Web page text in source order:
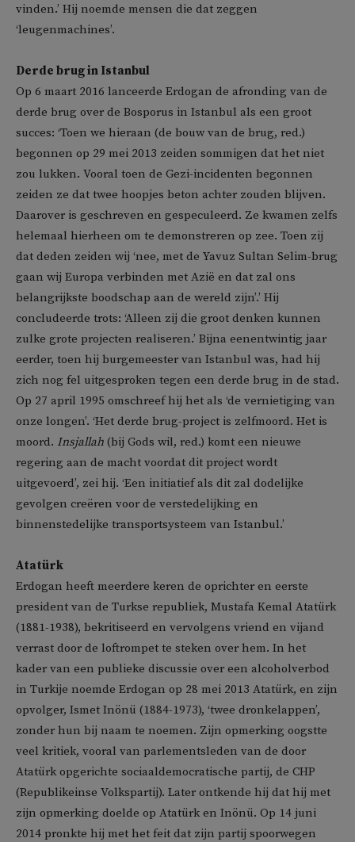
vinden.’ Hij noemde mensen die dat zeggen
‘leugenmachines’.
Derde brug in Istanbul
Op 6 maart 2016 lanceerde Erdogan de afronding van de
derde brug over de Bosporus in Istanbul als een groot
succes: ‘Toen we hieraan (de bouw van de brug, red.)
begonnen op 29 mei 2013 zeiden sommigen dat het niet
zou lukken. Vooral toen de Gezi-incidenten begonnen
zeiden ze dat twee hoopjes beton achter zouden blijven.
Daarover is geschreven en gespeculeerd. Ze kwamen zelfs
helemaal hierheen om te demonstreren op zee. Toen zij
dat deden zeiden wij ‘nee, met de Yavuz Sultan Selim-brug
gaan wij Europa verbinden met Azië en dat zal ons
belangrijkste boodschap aan de wereld zijn’.’ Hij
concludeerde trots: ‘Alleen zij die groot denken kunnen
zulke grote projecten realiseren.’ Bijna eenentwintig jaar
eerder, toen hij burgemeester van Istanbul was, had hij
zich nog fel uitgesproken tegen een derde brug in de stad.
Op 27 april 1995 omschreef hij het als ‘de vernietiging van
onze longen’. ‘Het derde brug-project is zelfmoord. Het is
moord. Insjallah (bij Gods wil, red.) komt een nieuwe
regering aan de macht voordat dit project wordt
uitgevoerd’, zei hij. ‘Een initiatief als dit zal dodelijke
gevolgen creëren voor de verstedelijking en
binnenstedelijke transportsysteem van Istanbul.’
Atatürk
Erdogan heeft meerdere keren de oprichter en eerste
president van de Turkse republiek, Mustafa Kemal Atatürk
(1881-1938), bekritiseerd en vervolgens vriend en vijand
verrast door de loftrompet te steken over hem. In het
kader van een publieke discussie over een alcoholverbod
in Turkije noemde Erdogan op 28 mei 2013 Atatürk, en zijn
opvolger, Ismet Inönü (1884-1973), ‘twee dronkelappen’,
zonder hun bij naam te noemen. Zijn opmerking oogstte
veel kritiek, vooral van parlementsleden van de door
Atatürk opgerichte sociaaldemocratische partij, de CHP
(Republikeinse Volkspartij). Later ontkende hij dat hij met
zijn opmerking doelde op Atatürk en Inönü. Op 14 juni
2014 pronkte hij met het feit dat zijn partij spoorwegen